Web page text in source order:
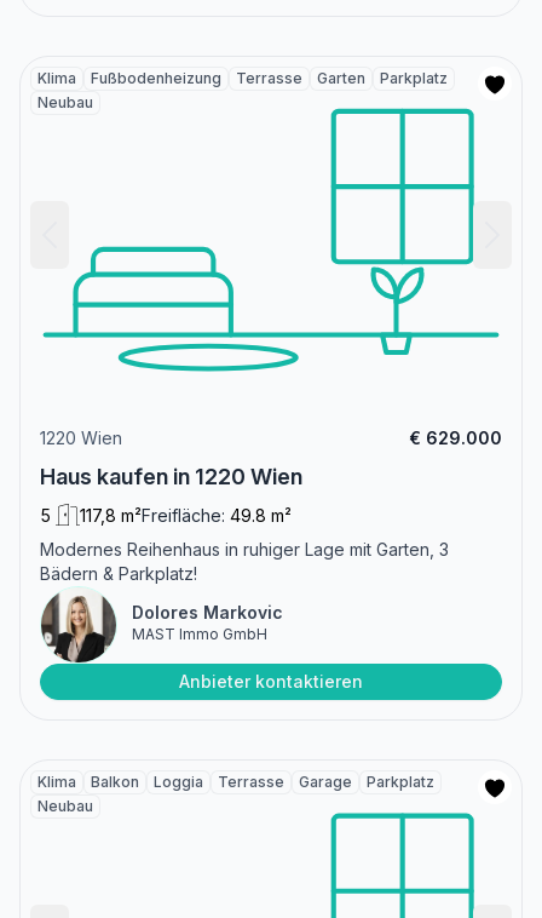
Klima Fußbodenheizung Terrasse Garten
Parkplatz
Neubau
1220 Wien € 629.000
Haus kaufen in 1220 Wien
5 117,8 m²Freifläche: 49.8 m²
Modernes Reihenhaus in ruhiger Lage mit Garten, 3
Bädern & Parkplatz!
Dolores Markovic
MAST Immo GmbH
Anbieter kontaktieren
Klima Balkon Loggia Terrasse Garage
Parkplatz
Neubau